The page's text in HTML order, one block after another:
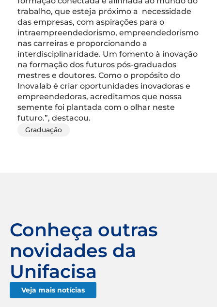
trabalho, que esteja próximo a necessidade
das empresas, com aspirações para o
intraempreendedorismo, empreendedorismo
nas carreiras e proporcionando a
interdisciplinaridade. Um fomento à inovação
na formação dos futuros pós-graduados
mestres e doutores. Como o propósito do
Inovalab é criar oportunidades inovadoras e
empreendedoras, acreditamos que nossa
semente foi plantada com o olhar neste
futuro.”, destacou.
Graduação
Conheça outras
novidades da
Unifacisa
Veja mais notícias